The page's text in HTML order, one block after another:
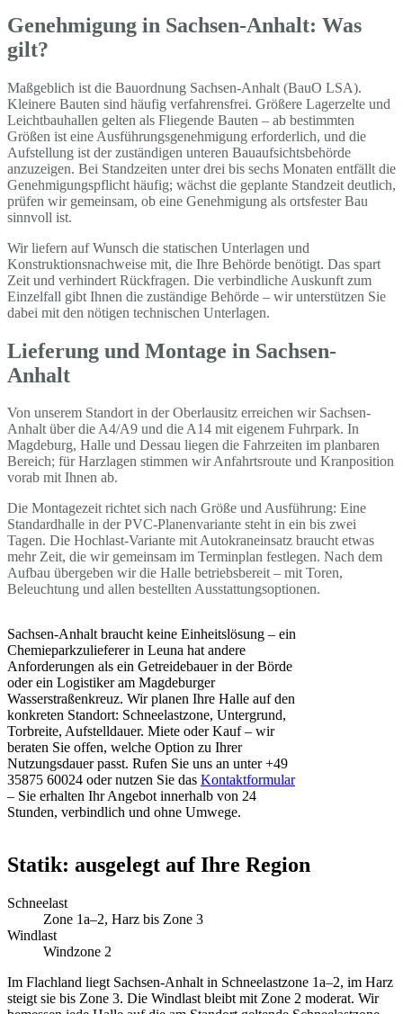
Genehmigung in Sachsen-Anhalt: Was
gilt?
Maßgeblich ist die Bauordnung Sachsen-Anhalt (BauO LSA).
Kleinere Bauten sind häufig verfahrensfrei. Größere Lagerzelte und
Leichtbauhallen gelten als Fliegende Bauten – ab bestimmten
Größen ist eine Ausführungsgenehmigung erforderlich, und die
Aufstellung ist der zuständigen unteren Bauaufsichtsbehörde
anzuzeigen. Bei Standzeiten unter drei bis sechs Monaten entfällt die
Genehmigungspflicht häufig; wächst die geplante Standzeit deutlich,
prüfen wir gemeinsam, ob eine Genehmigung als ortsfester Bau
sinnvoll ist.
Wir liefern auf Wunsch die statischen Unterlagen und
Konstruktionsnachweise mit, die Ihre Behörde benötigt. Das spart
Zeit und verhindert Rückfragen. Die verbindliche Auskunft zum
Einzelfall gibt Ihnen die zuständige Behörde – wir unterstützen Sie
dabei mit den nötigen technischen Unterlagen.
Lieferung und Montage in Sachsen-
Anhalt
Von unserem Standort in der Oberlausitz erreichen wir Sachsen-
Anhalt über die A4/A9 und die A14 mit eigenem Fuhrpark. In
Magdeburg, Halle und Dessau liegen die Fahrzeiten im planbaren
Bereich; für Harzlagen stimmen wir Anfahrtsroute und Kranposition
vorab mit Ihnen ab.
Die Montagezeit richtet sich nach Größe und Ausführung: Eine
Standardhalle in der PVC-Planenvariante steht in ein bis zwei
Tagen. Die Hochlast-Variante mit Autokraneinsatz braucht etwas
mehr Zeit, die wir gemeinsam im Terminplan festlegen. Nach dem
Aufbau übergeben wir die Halle betriebsbereit – mit Toren,
Beleuchtung und allen bestellten Ausstattungsoptionen.
Sachsen-Anhalt braucht keine Einheitslösung – ein
Chemieparkzulieferer in Leuna hat andere
Anforderungen als ein Getreidebauer in der Börde
oder ein Logistiker am Magdeburger
Wasserstraßenkreuz. Wir planen Ihre Halle auf den
konkreten Standort: Schneelastzone, Untergrund,
Torbreite, Aufstelldauer. Miete oder Kauf – wir
beraten Sie offen, welche Option zu Ihrer
Nutzungsdauer passt. Rufen Sie uns an unter +49
35875 60024 oder nutzen Sie das Kontaktformular
– Sie erhalten Ihr Angebot innerhalb von 24
Stunden, verbindlich und ohne Umwege.
Statik: ausgelegt auf Ihre Region
Schneelast
Zone 1a–2, Harz bis Zone 3
Windlast
Windzone 2
Im Flachland liegt Sachsen-Anhalt in Schneelastzone 1a–2, im Harz
steigt sie bis Zone 3. Die Windlast bleibt mit Zone 2 moderat. Wir